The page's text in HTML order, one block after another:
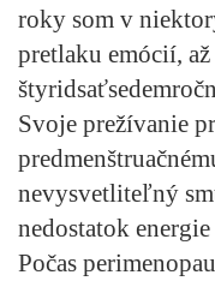
roky som v
pretlaku emócií,
Svoje prežívanie
nevysvetliteľný
nedostatok
Počas